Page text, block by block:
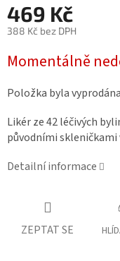
469 Kč
388 Kč bez DPH
cena:
Momentálně
Položka byla
Likér ze 42 léčivých
původními skleničkami
Detailní informace
ZEPTAT SE